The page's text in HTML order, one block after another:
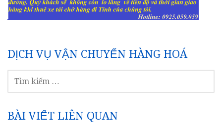
DỊCH VỤ VẬN CHUYỂN HÀNG HOÁ
KIẾM
BÀI VIẾT LIÊN QUAN